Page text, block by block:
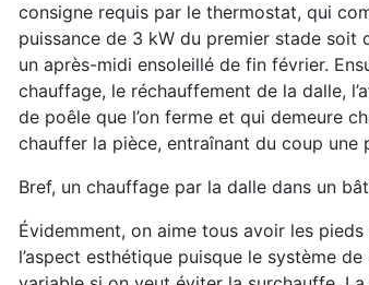
consigne requis par le thermostat, qui
puissance de 3 kW du premier stade
un après-midi ensoleillé de fin février.
chauffage, le réchauffement de la dalle,
de poêle que l’on ferme et qui demeure
chauffer la pièce, entraînant du coup une
Bref, un chauffage par la dalle dans un
Évidemment, on aime tous avoir les
l’aspect esthétique puisque le système